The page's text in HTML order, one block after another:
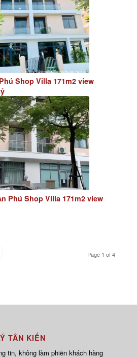
Shop Villa 171m2 view
Phú Shop Villa 171m2 view
Page 1 of 4
TÂN KIẾN
tin, không làm phiền khách hàng